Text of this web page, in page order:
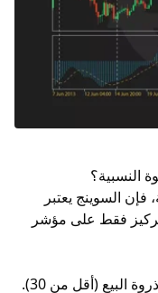
النسبية؟
فإن السوينج يعتبر
فقط على مؤشر
البيع (أقل من 30).